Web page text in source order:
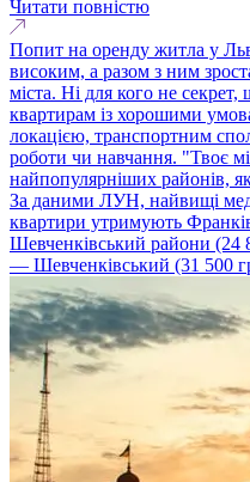
Читати повністю
Попит на оренду житла у
високим, а разом з ним
міста. Ні для кого не
квартирам із хорошими
локацією, транспортним
роботи чи навчання. "Твоє
найпопулярніших районів,
За даними ЛУН, найвищі
квартири утримують
Шевченківський райони (24
— Шевченківський (31 500